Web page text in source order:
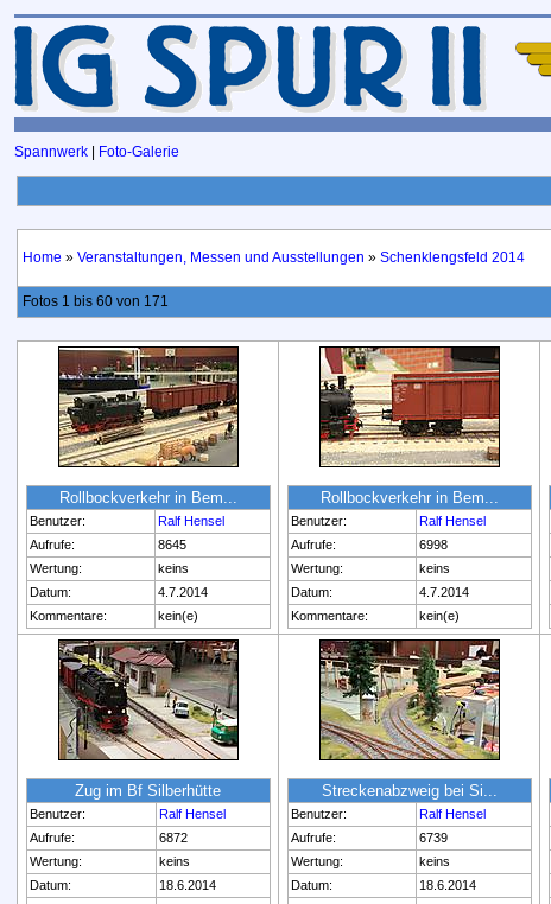
Spannwerk Foto-Galerie
Home » Veranstaltungen, Messen und Ausstellungen » Schenklengsfeld 2014
Fotos 1 bis 60 von 171
Rollbockverkehr in Bem...
Benutzer:
Ralf Hensel
Aufrufe:
8645
Wertung:
keins
Datum:
4.7.2014
Kommentare:
kein(e)
Rollbockverkehr in Bem...
Benutzer:
Ralf Hensel
Aufrufe:
6998
Wertung:
keins
Datum:
4.7.2014
Kommentare:
kein(e)
Zug im Bf Silberhütte
Benutzer:
Ralf Hensel
Aufrufe:
6872
Wertung:
keins
Datum:
18.6.2014
Streckenabzweig bei Si...
Benutzer:
Ralf Hensel
Aufrufe:
6739
Wertung:
keins
Datum:
18.6.2014